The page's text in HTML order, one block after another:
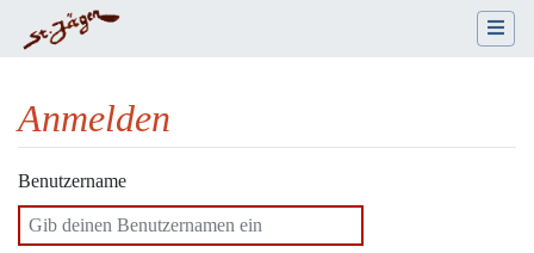
Anmelden
Wechseln zu:Navigation
Benutzername